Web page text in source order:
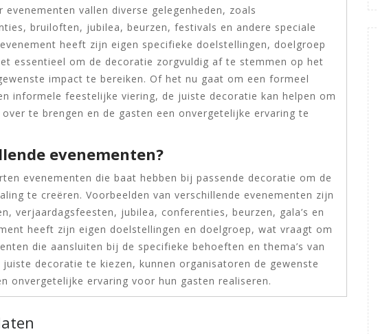
evenementen vallen diverse gelegenheden, zoals
bruiloften, jubilea, beurzen, festivals en andere speciale
heeft zijn eigen specifieke doelstellingen, doelgroep
essentieel om de decoratie zorgvuldig af te stemmen op het
impact te bereiken. Of het nu gaat om een formeel
informele feestelijke viering, de juiste decoratie kan helpen om
te brengen en de gasten een onvergetelijke ervaring te
evenementen?
evenementen die baat hebben bij passende decoratie om de
te creëren. Voorbeelden van verschillende evenementen zijn
verjaardagsfeesten, jubilea, conferenties, beurzen, gala’s en
heeft zijn eigen doelstellingen en doelgroep, wat vraagt om
die aansluiten bij de specifieke behoeften en thema’s van
decoratie te kiezen, kunnen organisatoren de gewenste
onvergetelijke ervaring voor hun gasten realiseren.